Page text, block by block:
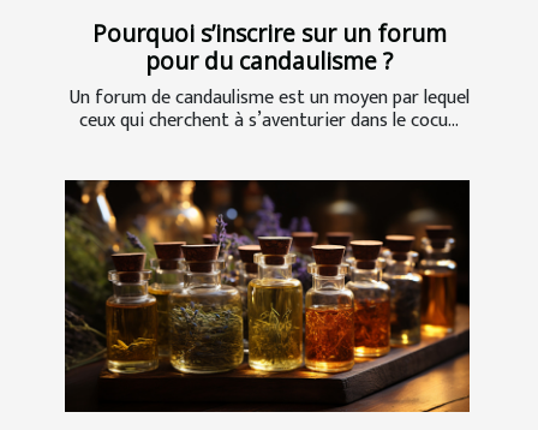
Pourquoi s’inscrire sur un forum
pour du candaulisme ?
Un forum de candaulisme est un moyen par lequel
ceux qui cherchent à s’aventurier dans le cocu...